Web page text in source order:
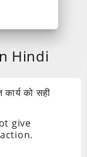
Hindi
को सही
give